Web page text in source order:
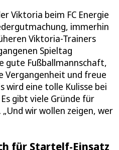
Viktoria beim FC Energie
immerhin
Viktoria-Trainers
Spieltag
gute Fußballmannschaft,
Vergangenheit und freue
wird eine tolle Kulisse bei
gibt viele Gründe für
wir wollen zeigen, wer
für Startelf-Einsatz